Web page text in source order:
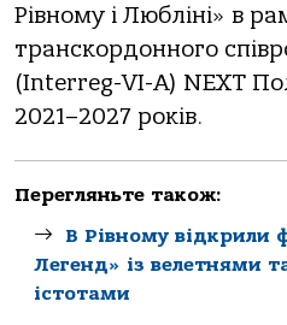
Рівному і Любліні» в
транскордонного
(Interreg-VI-A) NEXT
2021–2027 років.
Перегляньте також:
В Рівному відкрили
Легенд» із велетнями
істотами